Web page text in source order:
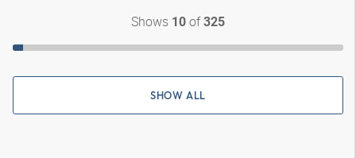
Shows 10 of325
SHOW ALL